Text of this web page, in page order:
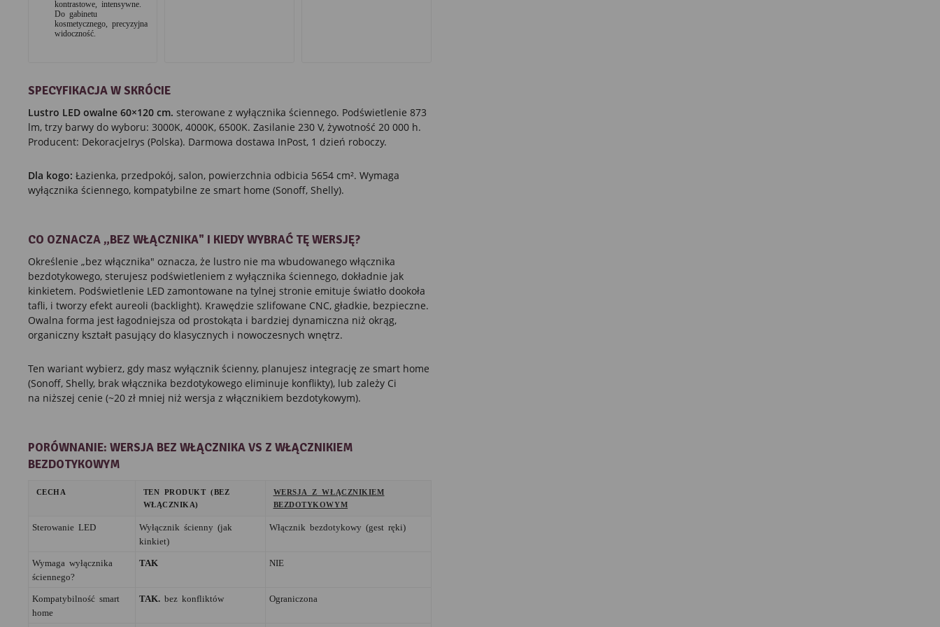
kontrastowe, intensywne.
Do gabinetu
kosmetycznego, precyzyjna
widoczność.
SPECYFIKACJA W SKRÓCIE
Lustro LED owalne 60×120 cm. sterowane z wyłącznika ściennego. Podświetlenie 873
lm, trzy barwy do wyboru: 3000K, 4000K, 6500K. Zasilanie 230 V, żywotność 20 000 h.
Producent: DekoracjeIrys (Polska). Darmowa dostawa InPost, 1 dzień roboczy.
Dla kogo: Łazienka, przedpokój, salon, powierzchnia odbicia 5654 cm². Wymaga
wyłącznika ściennego, kompatybilne ze smart home (Sonoff, Shelly).
CO OZNACZA „BEZ WŁĄCZNIKA" I KIEDY WYBRAĆ TĘ WERSJĘ?
Określenie „bez włącznika" oznacza, że lustro nie ma wbudowanego włącznika
bezdotykowego, sterujesz podświetleniem z wyłącznika ściennego, dokładnie jak
kinkietem. Podświetlenie LED zamontowane na tylnej stronie emituje światło dookoła
tafli, i tworzy efekt aureoli (backlight). Krawędzie szlifowane CNC, gładkie, bezpieczne.
Owalna forma jest łagodniejsza od prostokąta i bardziej dynamiczna niż okrąg,
organiczny kształt pasujący do klasycznych i nowoczesnych wnętrz.
Ten wariant wybierz, gdy masz wyłącznik ścienny, planujesz integrację ze smart home
(Sonoff, Shelly, brak włącznika bezdotykowego eliminuje konflikty), lub zależy Ci
na niższej cenie (~20 zł mniej niż wersja z włącznikiem bezdotykowym).
PORÓWNANIE: WERSJA BEZ WŁĄCZNIKA VS Z WŁĄCZNIKIEM
BEZDOTYKOWYM
CECHA
TEN PRODUKT (BEZ
WŁĄCZNIKA)
WERSJA Z WŁĄCZNIKIEM
BEZDOTYKOWYM
Sterowanie LED
Wyłącznik ścienny (jak
kinkiet)
Włącznik bezdotykowy (gest ręki)
Wymaga wyłącznika
ściennego?
TAK NIE
Kompatybilność smart
home
TAK. bez konfliktów Ograniczona